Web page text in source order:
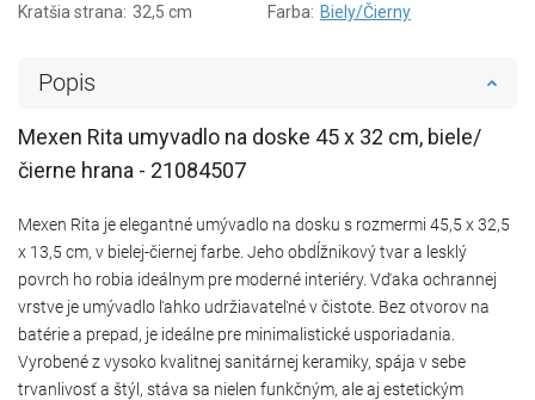
Kratšia strana: 32,5 cm Farba: Biely/Čierny
Popis
Mexen Rita umyvadlo na doske 45 x 32 cm, biele/
čierne hrana - 21084507
Mexen Rita je elegantné umývadlo na dosku s rozmermi 45,5 x 32,5
x 13,5 cm, v bielej-čiernej farbe. Jeho obdĺžnikový tvar a lesklý
povrch ho robia ideálnym pre moderné interiéry. Vďaka ochrannej
vrstve je umývadlo ľahko udržiavateľné v čistote. Bez otvorov na
batérie a prepad, je ideálne pre minimalistické usporiadania.
Vyrobené z vysoko kvalitnej sanitárnej keramiky, spája v sebe
trvanlivosť a štýl, stáva sa nielen funkčným, ale aj estetickým